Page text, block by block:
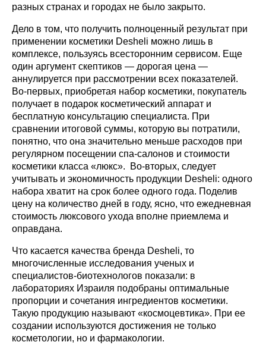
разных странах и городах не было закрыто.
Дело в том, что получить полноценный результат при
применении косметики Desheli можно лишь в
комплексе, пользуясь всесторонним сервисом. Еще
один аргумент скептиков — дорогая цена —
аннулируется при рассмотрении всех показателей.
Во-первых, приобретая набор косметики, покупатель
получает в подарок косметический аппарат и
бесплатную консультацию специалиста. При
сравнении итоговой суммы, которую вы потратили,
понятно, что она значительно меньше расходов при
регулярном посещении спа-салонов и стоимости
косметики класса «люкс». Во-вторых, следует
учитывать и экономичность продукции Desheli: одного
набора хватит на срок более одного года. Поделив
цену на количество дней в году, ясно, что ежедневная
стоимость люксового ухода вполне приемлема и
оправдана.
Что касается качества бренда Desheli, то
многочисленные исследования ученых и
специалистов-биотехнологов показали: в
лабораториях Израиля подобраны оптимальные
пропорции и сочетания ингредиентов косметики.
Такую продукцию называют «космоцевтика». При ее
создании используются достижения не только
косметологии, но и фармакологии.